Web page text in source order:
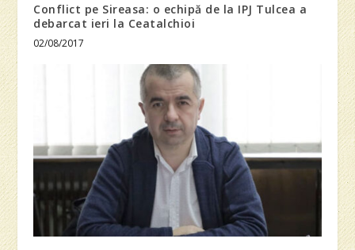
Conflict pe Sireasa: o echipă de la IPJ Tulcea a
debarcat ieri la Ceatalchioi
02/08/2017